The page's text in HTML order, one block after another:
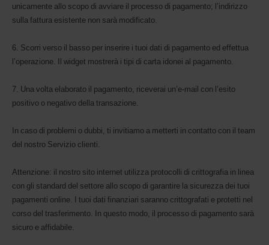
unicamente allo scopo di avviare il processo di pagamento; l’indirizzo
sulla fattura esistente non sarà modificato.
6. Scorri verso il basso per inserire i tuoi dati di pagamento ed effettua
l’operazione. Il widget mostrerà i tipi di carta idonei al pagamento.
7. Una volta elaborato il pagamento, riceverai un’e-mail con l’esito
positivo o negativo della transazione.
In caso di problemi o dubbi, ti invitiamo a metterti in contatto con il team
del nostro Servizio clienti.
Attenzione: il nostro sito internet utilizza protocolli di crittografia in linea
con gli standard del settore allo scopo di garantire la sicurezza dei tuoi
pagamenti online. I tuoi dati finanziari saranno crittografati e protetti nel
corso del trasferimento. In questo modo, il processo di pagamento sarà
sicuro e affidabile.